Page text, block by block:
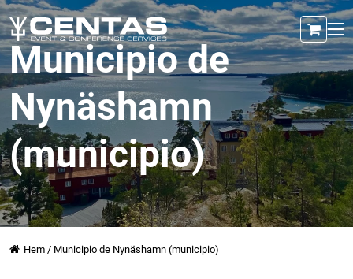
Municipio de
Nynäshamn
(municipio)
Hem / Municipio de Nynäshamn (municipio)